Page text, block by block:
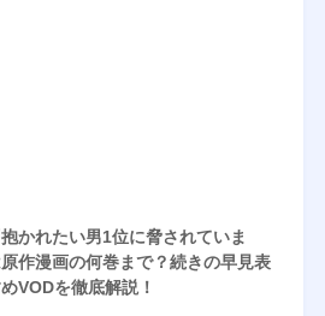
かれたい男1位に脅されていま
作漫画の何巻まで？続きの早見表
VODを徹底解説！